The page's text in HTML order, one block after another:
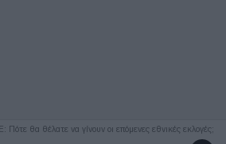
Πότε θα θέλατε να γίνουν οι επόμενες εθνικές εκλογές;